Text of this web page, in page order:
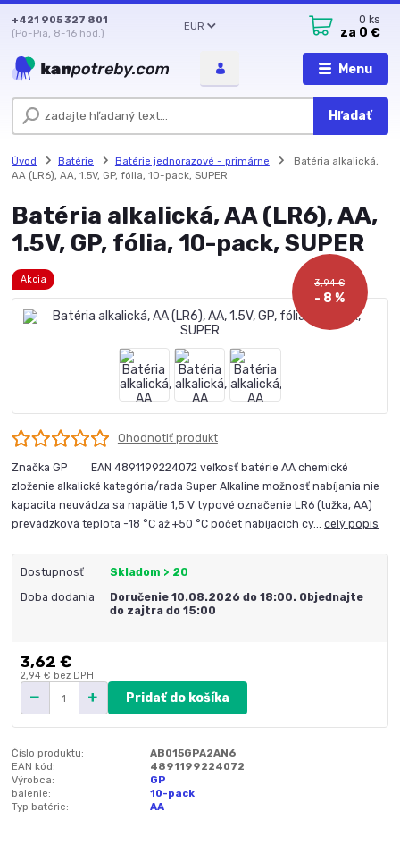
Menu
EUR
Hľadať
+421 905 327 801
(Po-Pia, 8-16 hod.)
0 ks
za 0 €
Úvod Batérie Batérie jednorazové - primárne
Batéria alkalická,
AA (LR6), AA, 1.5V, GP, fólia, 10-pack, SUPER
Batéria alkalická, AA (LR6), AA,
1.5V, GP, fólia, 10-pack, SUPER
Akcia 3,94 €
- 8 %
Ohodnotiť produkt
Značka GP EAN 4891199224072 veľkosť batérie AA chemické
zloženie alkalické kategória/rada Super Alkaline možnosť nabíjania nie
kapacita neuvádza sa napätie 1,5 V typové označenie LR6 (tužka, AA)
prevádzková teplota -18 °C až +50 °C počet nabíjacích cy...celý popis
Dostupnosť Skladom > 20
Doba dodania
Doručenie 10.08.2026 do 18:00. Objednajte
do zajtra do 15:00
3,62 €
2,94 € bez DPH
Pridať do košíka
Číslo produktu:
AB015GPA2AN6
EAN kód:
4891199224072
Výrobca:
GP
balenie:
10-pack
Typ batérie:
AA